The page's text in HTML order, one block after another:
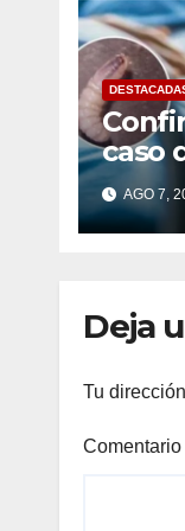
caso
AGO 7,
Deja
Tu
Comentario